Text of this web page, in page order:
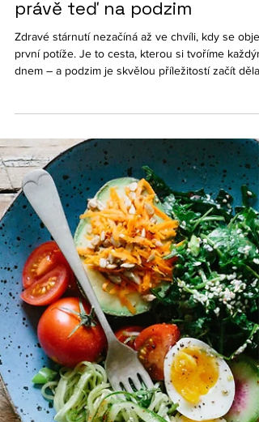
3. 10. 2025 Minut čtení: 2
Co pro sebe můžeme udělat
právě teď na podzim
první potíže. Je to cesta, kterou si tvoříme každým
malé změny, které mají velký dopad na naše
vitalitu i psychickou pohodu.